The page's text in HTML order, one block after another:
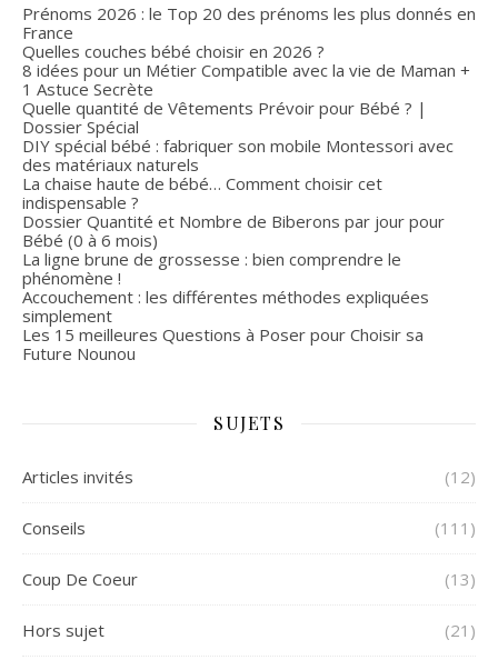
Prénoms 2026 : le Top 20 des prénoms les plus donnés en
France
Quelles couches bébé choisir en 2026 ?
8 idées pour un Métier Compatible avec la vie de Maman +
1 Astuce Secrète
Quelle quantité de Vêtements Prévoir pour Bébé ? |
Dossier Spécial
DIY spécial bébé : fabriquer son mobile Montessori avec
des matériaux naturels
La chaise haute de bébé… Comment choisir cet
indispensable ?
Dossier Quantité et Nombre de Biberons par jour pour
Bébé (0 à 6 mois)
La ligne brune de grossesse : bien comprendre le
phénomène !
Accouchement : les différentes méthodes expliquées
simplement
Les 15 meilleures Questions à Poser pour Choisir sa
Future Nounou
SUJETS
Articles invités (12)
Conseils (111)
Coup De Coeur (13)
Hors sujet (21)